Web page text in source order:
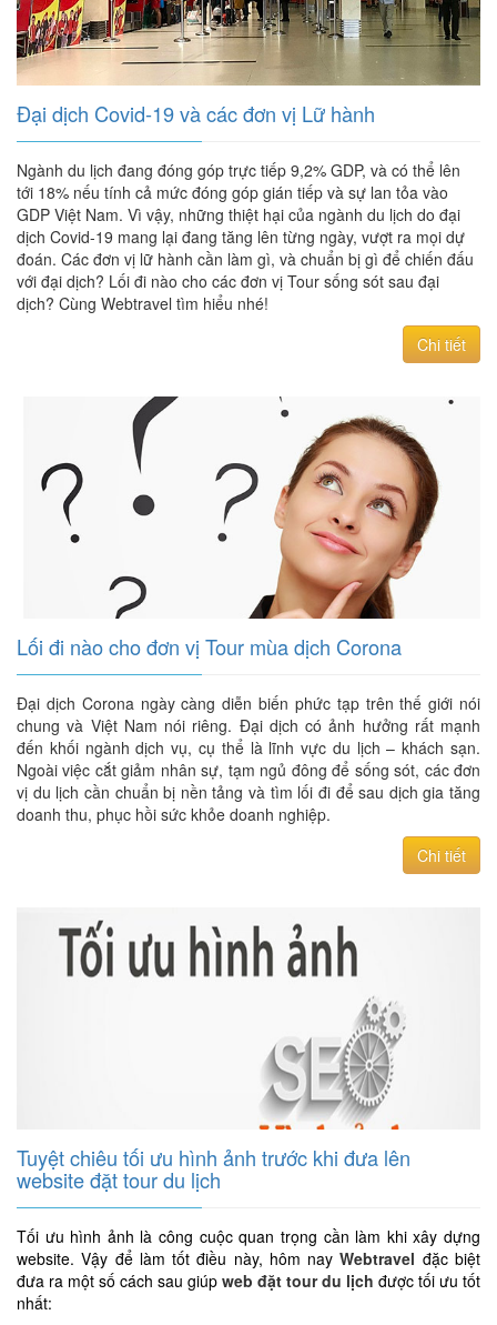
Đại dịch Covid-19 và các đơn vị Lữ hành
Ngành du lịch đang đóng góp trực tiếp 9,2% GDP, và có thể lên
tới 18% nếu tính cả mức đóng góp gián tiếp và sự lan tỏa vào
GDP Việt Nam. Vì vậy, những thiệt hại của ngành du lịch do đại
dịch Covid-19 mang lại đang tăng lên từng ngày, vượt ra mọi dự
đoán. Các đơn vị lữ hành cần làm gì, và chuẩn bị gì để chiến đấu
với đại dịch? Lối đi nào cho các đơn vị Tour sống sót sau đại
dịch? Cùng Webtravel tìm hiểu nhé!
Chi tiết
Lối đi nào cho đơn vị Tour mùa dịch Corona
Đại dịch Corona ngày càng diễn biến phức tạp trên thế giới nói
chung và Việt Nam nói riêng. Đại dịch có ảnh hưởng rất mạnh
đến khối ngành dịch vụ, cụ thể là lĩnh vực du lịch – khách sạn.
Ngoài việc cắt giảm nhân sự, tạm ngủ đông để sống sót, các đơn
vị du lịch cần chuẩn bị nền tảng và tìm lối đi để sau dịch gia tăng
doanh thu, phục hồi sức khỏe doanh nghiệp.
Chi tiết
Tuyệt chiêu tối ưu hình ảnh trước khi đưa lên
website đặt tour du lịch
Tối ưu hình ảnh là công cuộc quan trọng cần làm khi xây dựng
website. Vậy để làm tốt điều này, hôm nayWebtravel đặc biệt
đưa ra một số cách sau giúp web đặt tour du lịch được tối ưu tốt
nhất: